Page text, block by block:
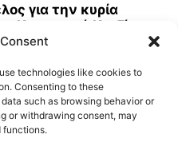
για την κυρία
Κοινωνική Κουζίνα
technologies like cookies to
Consenting to these
such as browsing behavior or
or withdrawing consent, may
functions.